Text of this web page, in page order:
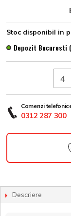
Stoc disponibil in
Depozit Bucuresti
Comenzi
0312 287 300
Descriere